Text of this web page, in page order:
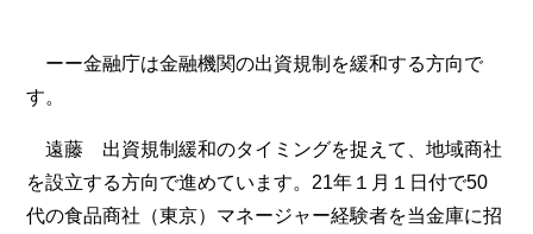
ーー金融庁は金融機関の出資規制を緩和する方向で
す。
遠藤 出資規制緩和のタイミングを捉えて、地域商社
を設立する方向で進めています。21年１月１日付で50
代の食品商社（東京）マネージャー経験者を当金庫に招